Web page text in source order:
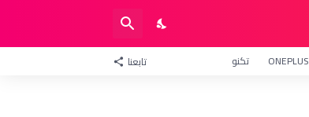
ONEPLUS تكنو تابعنا